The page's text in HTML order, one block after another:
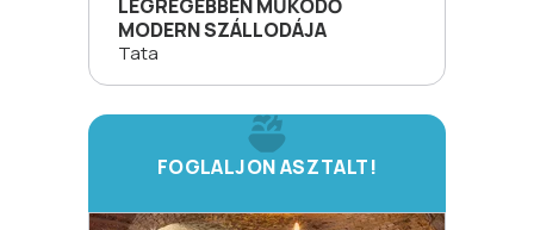
LEGRÉGEBBEN MŰKÖDŐ
MODERN SZÁLLODÁJA
Tata
FOGLALJON ASZTALT!